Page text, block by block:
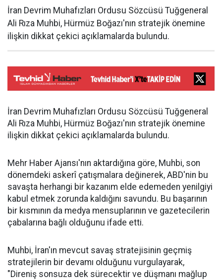
İran Devrim Muhafızları Ordusu Sözcüsü Tuğgeneral
Ali Rıza Muhbi, Hürmüz Boğazı'nın stratejik önemine
ilişkin dikkat çekici açıklamalarda bulundu.
İran Devrim Muhafızları Ordusu Sözcüsü Tuğgeneral
Ali Rıza Muhbi, Hürmüz Boğazı'nın stratejik önemine
ilişkin dikkat çekici açıklamalarda bulundu.
Mehr Haber Ajansı'nın aktardığına göre, Muhbi, son
dönemdeki askerî çatışmalara değinerek, ABD'nin bu
savaşta herhangi bir kazanım elde edemeden yenilgiyi
kabul etmek zorunda kaldığını savundu. Bu başarının
bir kısmının da medya mensuplarının ve gazetecilerin
çabalarına bağlı olduğunu ifade etti.
Muhbi, İran'ın mevcut savaş stratejisinin geçmiş
stratejilerin bir devamı olduğunu vurgulayarak,
"Direniş sonsuza dek sürecektir ve düşmanı mağlup